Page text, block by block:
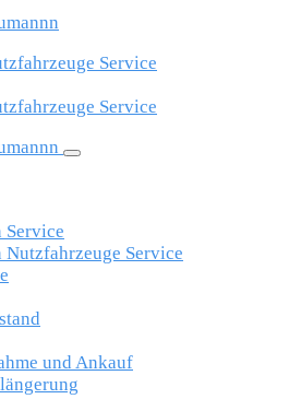
Service
Nutzfahrzeuge Service
und Ankauf